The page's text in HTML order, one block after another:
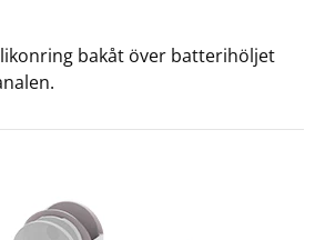
bakåt över batterihöljet